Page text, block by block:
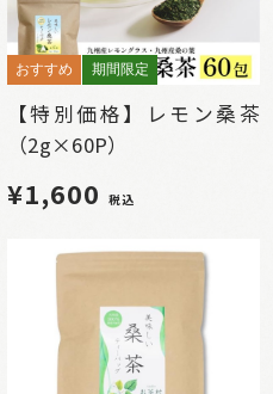
おすすめ 期間限定
【特別価格】レモン桑茶
（2g×60P）
¥1,600 税込